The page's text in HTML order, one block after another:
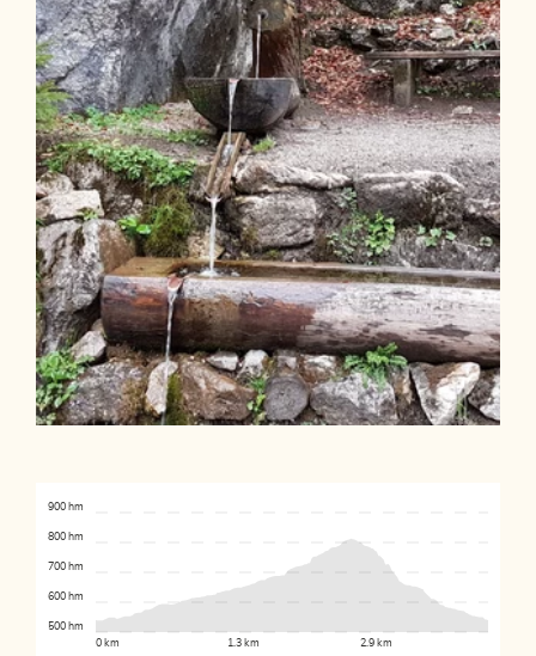
0 km 1.3 km 2.9 km
500 hm
600 hm
700 hm
800 hm
900 hm